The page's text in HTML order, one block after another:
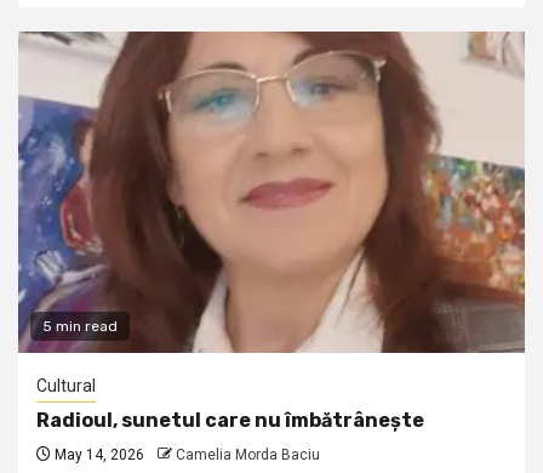
5 min read
Cultural
Radioul, sunetul care nu îmbătrânește
May 14, 2026 Camelia Morda Baciu